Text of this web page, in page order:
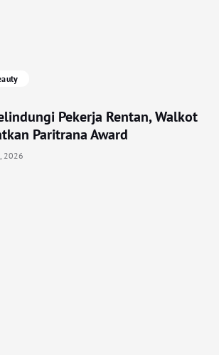
Pekerja Rentan, Walkot
Paritrana Award
2026